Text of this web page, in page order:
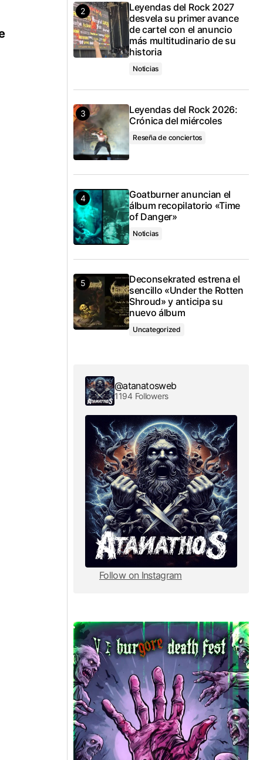
Leyendas del Rock 2027
desvela su primer avance
de cartel con el anuncio
más multitudinario de su
historia
Noticias
Leyendas del Rock 2026:
Crónica del miércoles
Reseña de conciertos
Goatburner anuncian el
álbum recopilatorio «Time
of Danger»
Noticias
Deconsekrated estrena el
sencillo «Under the Rotten
Shroud» y anticipa su
nuevo álbum
Uncategorized
@atanatosweb
1194 Followers
Follow on Instagram